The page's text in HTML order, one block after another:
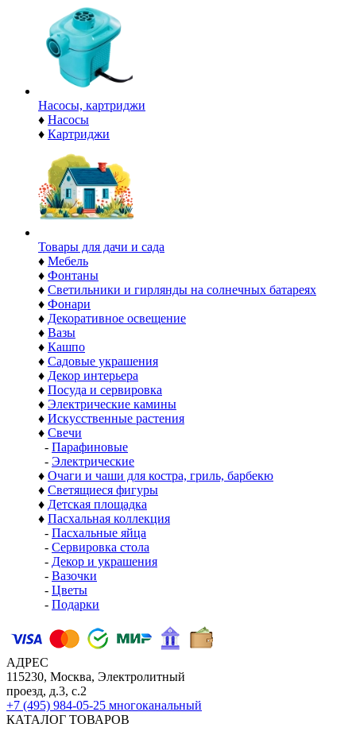
Насосы, картриджи
♦ Насосы
♦ Картриджи
Товары для дачи и сада
♦ Мебель
♦ Фонтаны
♦ Светильники и гирлянды на солнечных батареях
♦ Фонари
♦ Декоративное освещение
♦ Вазы
♦ Кашпо
♦ Садовые украшения
♦ Декор интерьера
♦ Посуда и сервировка
♦ Электрические камины
♦ Искусственные растения
♦ Свечи
- Парафиновые
- Электрические
♦ Очаги и чаши для костра, гриль, барбекю
♦ Светящиеся фигуры
♦ Детская площадка
♦ Пасхальная коллекция
- Пасхальные яйца
- Сервировка стола
- Декор и украшения
- Вазочки
- Цветы
- Подарки
АДРЕС
115230, Москва, Электролитный
проезд, д.3, с.2
+7 (495) 984-05-25 многоканальный
КАТАЛОГ ТОВАРОВ